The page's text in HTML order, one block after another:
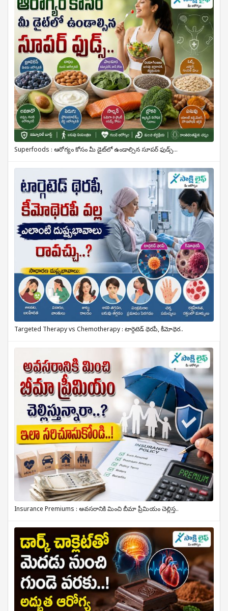
Superfoods : ఆరోగ్యం కోసం మీ డైట్‌లో ఉండాల్సిన సూపర్ ఫుడ్స్...
Targeted Therapy vs Chemotherapy : టార్గెటెడ్ థెరపీ, కీమోథెర..
Insurance Premiums : అవసరానికి మించి బీమా ప్రీమియం చెల్లిస్త..